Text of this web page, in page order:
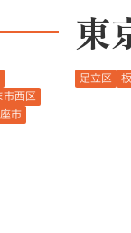
市西区
市
東
足立区